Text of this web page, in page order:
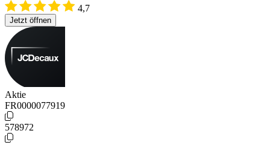
4,7
Jetzt öffnen
Aktie
FR0000077919
578972